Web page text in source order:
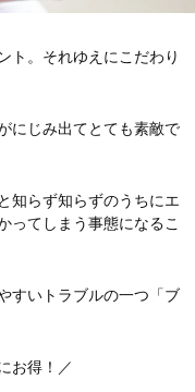
ト。それゆえにこだわり
にじみ出てとても素敵で
知らず知らずのうちにエ
ってしまう事態になるこ
すいトラブルの一つ「ブ
お得！／